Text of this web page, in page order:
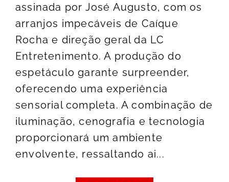
assinada por José Augusto, com os
arranjos impecáveis de Caíque
Rocha e direção geral da LC
Entretenimento. A produção do
espetáculo garante surpreender,
oferecendo uma experiência
sensorial completa. A combinação de
iluminação, cenografia e tecnologia
proporcionará um ambiente
envolvente, ressaltando ai...